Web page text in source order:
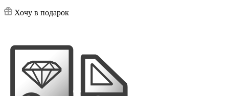
Хочу в подарок